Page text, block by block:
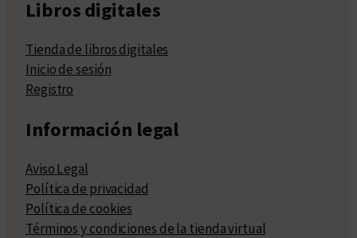
Libros digitales
Tienda de libros digitales
Inicio de sesión
Registro
Información legal
Aviso Legal
Política de privacidad
Política de cookies
Términos y condiciones de la tienda virtual